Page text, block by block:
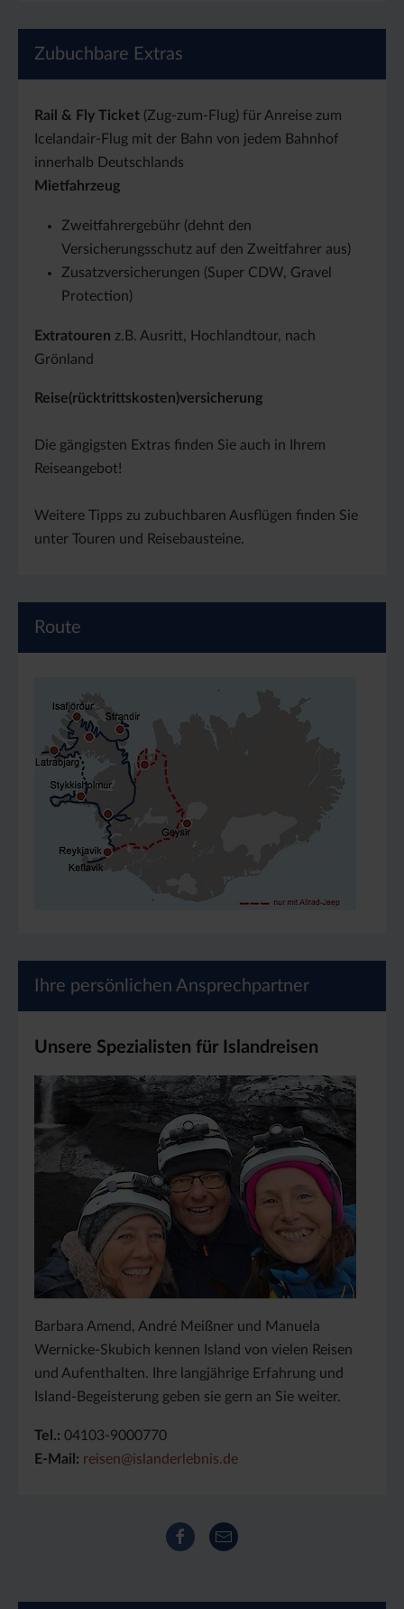
Zubuchbare Extras
Rail & Fly Ticket(Zug-zum-Flug) für Anreise zum
Icelandair-Flug mit der Bahn von jedem Bahnhof
innerhalb Deutschlands
Mietfahrzeug
Zweitfahrergebühr (dehnt den
Versicherungsschutz auf den Zweitfahrer aus)
Zusatzversicherungen (Super CDW, Gravel
Protection)
Extratouren z.B. Ausritt, Hochlandtour, nach
Grönland
Reise(rücktrittskosten)versicherung
Die gängigsten Extras finden Sie auch in Ihrem
Reiseangebot!
Weitere Tipps zu zubuchbaren Ausflügen finden Sie
unter Touren und Reisebausteine.
Route
Ihre persönlichen Ansprechpartner
Unsere Spezialisten für Islandreisen
Barbara Amend, André Meißner und Manuela
Wernicke-Skubich kennen Island von vielen Reisen
und Aufenthalten. Ihre langjährige Erfahrung und
Island-Begeisterung geben sie gern an Sie weiter.
Tel.: 04103-9000770
E-Mail: reisen@islanderlebnis.de
Facebook
E-Mail